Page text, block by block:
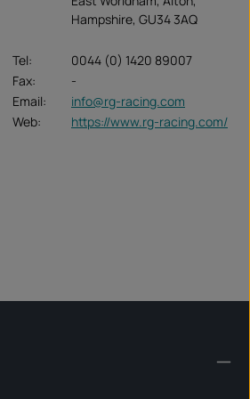
Hampshire, GU34 3AQ
Tel:
0044 (0) 1420 89007
Fax:
-
Email:
info@rg-racing.com
Web:
https://www.rg-racing.com/